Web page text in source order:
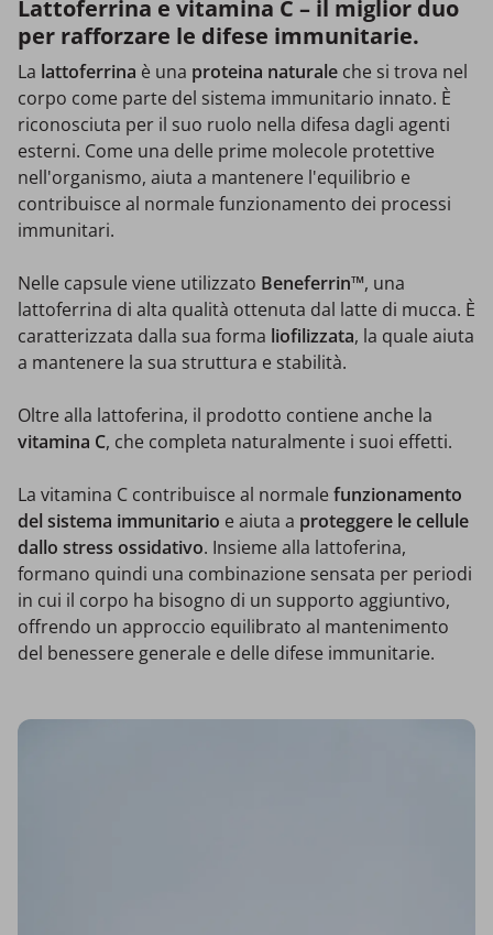
Lattoferrina e vitamina C – il miglior duo
per rafforzare le difese immunitarie.
La lattoferrina è una proteina naturale che si trova nel
corpo come parte del sistema immunitario innato. È
riconosciuta per il suo ruolo nella difesa dagli agenti
esterni. Come una delle prime molecole protettive
nell'organismo, aiuta a mantenere l'equilibrio e
contribuisce al normale funzionamento dei processi
immunitari.
Nelle capsule viene utilizzato Beneferrin™, una
lattoferrina di alta qualità ottenuta dal latte di mucca. È
caratterizzata dalla sua forma liofilizzata, la quale aiuta
a mantenere la sua struttura e stabilità.
Oltre alla lattoferina, il prodotto contiene anche la
vitamina C, che completa naturalmente i suoi effetti.
La vitamina C contribuisce al normale funzionamento
del sistema immunitario e aiuta a proteggere le cellule
dallo stress ossidativo. Insieme alla lattoferina,
formano quindi una combinazione sensata per periodi
in cui il corpo ha bisogno di un supporto aggiuntivo,
offrendo un approccio equilibrato al mantenimento
del benessere generale e delle difese immunitarie.